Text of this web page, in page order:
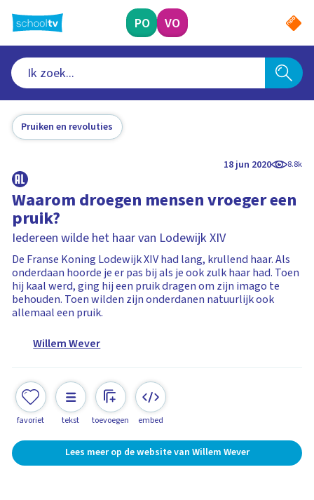
naar
hoofdinhoud
PO VO
Pruiken en revoluties
18 jun 2020 8.8k
Waarom droegen mensen vroeger een
pruik?
Iedereen wilde het haar van Lodewijk XIV
De Franse Koning Lodewijk XIV had lang, krullend haar. Als
onderdaan hoorde je er pas bij als je ook zulk haar had. Toen
hij kaal werd, ging hij een pruik dragen om zijn imago te
behouden. Toen wilden zijn onderdanen natuurlijk ook
allemaal een pruik.
Willem Wever
favoriet tekst toevoegen embed
Lees meer op de website van Willem Wever